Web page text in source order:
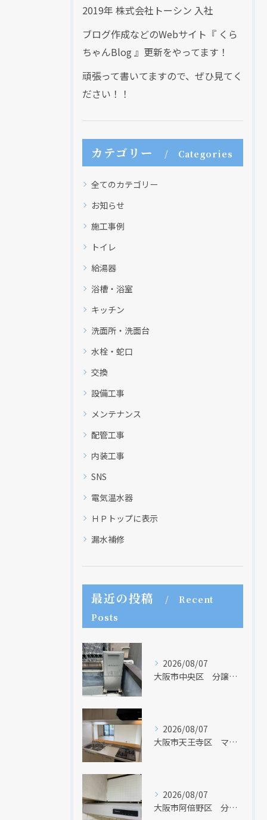
2019年 株式会社トーシン 入社
ブログ作成などのWebサイト『 くら
ちゃんBlog 』更新をやってます！
頑張って書いてますので、ぜひ見てく
ださい！！
カテゴリー Categories
全てのカテゴリー
お知らせ
施工事例
トイレ
給湯器
浴槽・浴室
キッチン
洗面所・洗面台
水栓・蛇口
交換
設備工事
メンテナンス
配管工事
内装工事
SNS
電気温水器
ＨＰトップに表示
漏水補修
最近の投稿
Recent
Posts
2026/08/07
大阪市中央区 分譲マンションの給湯器取替リフォーム工事 UV除菌機能搭載給湯器
2026/08/07
大阪市天王寺区 マンションのキッチン取替及び内装リフォーム工事 クリナップ
2026/08/07
大阪市阿倍野区 分譲マンションのレンジフード取替リフォーム工事 タカラスタンダード